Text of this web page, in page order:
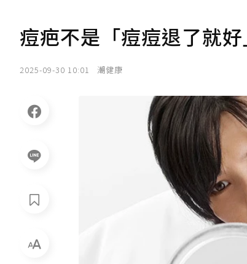
痘疤不是「痘痘退了就
2025-09-30 10:01 潮健康